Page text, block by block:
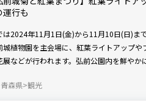
行も
は2024年11月1日(金)から11月10日(日)ま
城植物園を主会場に、紅葉ライトアップや
展などが行われます。弘前公園内を鮮や
青森県 観光